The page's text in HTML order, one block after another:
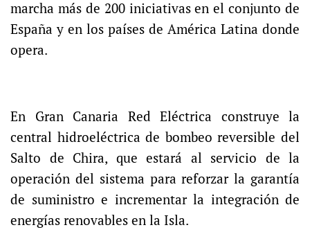
marcha más de 200 iniciativas en el conjunto de
España y en los países de América Latina donde
opera.
En Gran Canaria Red Eléctrica construye la
central hidroeléctrica de bombeo reversible del
Salto de Chira, que estará al servicio de la
operación del sistema para reforzar la garantía
de suministro e incrementar la integración de
energías renovables en la Isla.